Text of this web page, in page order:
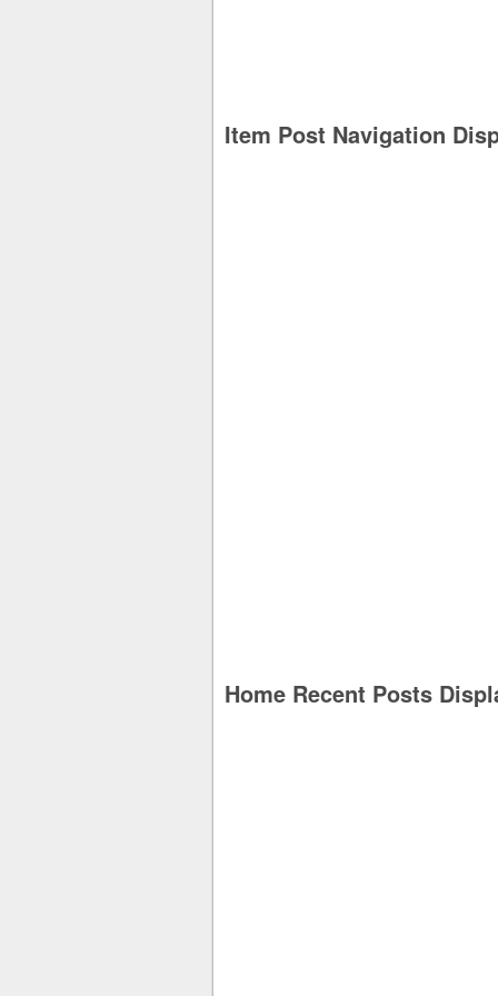
Item Post Navigation
Home Recent Posts